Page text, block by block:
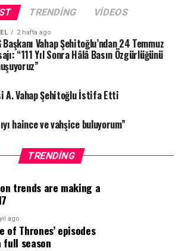
bir yer edinen ”Umut Akyıldız”; bu
ve sağlam adımlarla yeniden merhaba
çekici klibinin yönetmenliğini Luca Pigs
Garaj platosunda hem iç mekan hem
14 saat süren çekimle, kalabalık
tamamlanarak şarkının etkileyici
yansıttı.
yeni projesi ”Yana Yakıla”; Jayvo
tüm müzik platformlarında
YouTube kanalında yayında!
Beyaz Haber Ajansı
TRENDING VIDEOS
2 hafta ago
Başkanı Vahap Şehitoğlu’ndan 24 Temmuz
“111 Yıl Sonra Hâlâ Basın Özgürlüğünü
A. Vahap Şehitoğlu İstifa Etti
haince ve vahşice buluyorum”
TRENDING
trends are making a
ago
of Thrones’ episodes
season